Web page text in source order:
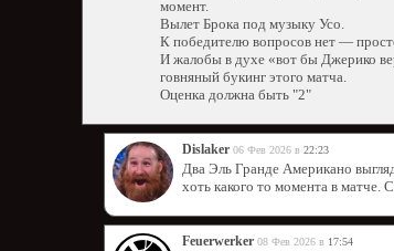
момент.
Вылет Брока под музыку Усо.
К победителю вопросов нет —
И жалобы в духе «вот бы Джерико
говняный букинг этого матча.
Оценка должна быть "2"
Dislaker 06 Фев 2026 в 22:23
Два Эль Гранде Американо
хоть какого то момента в матче.
Feuerwerker 08 Фев 2026 в 17:54